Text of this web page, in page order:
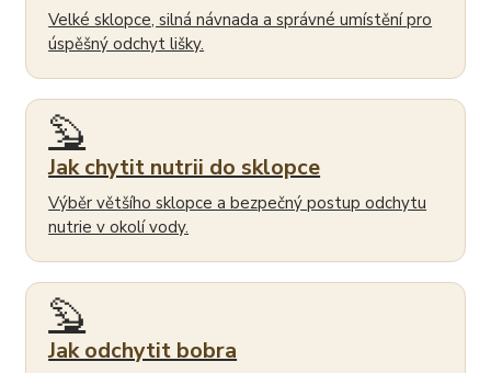
Velké sklopce, silná návnada a správné umístění pro
úspěšný odchyt lišky.
🦫
Jak chytit nutrii do sklopce
Výběr většího sklopce a bezpečný postup odchytu
nutrie v okolí vody.
🦫
Jak odchytit bobra